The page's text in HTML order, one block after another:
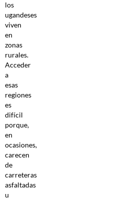
los
ugandeses
viven
en
zonas
rurales.
Acceder
a
esas
regiones
es
difícil
porque,
en
ocasiones,
carecen
de
carreteras
asfaltadas
u